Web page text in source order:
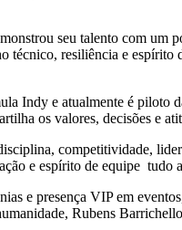
seu talento com
técnico, resiliência e
Indy e atualmente é piloto
os valores, decisões e
competitividade,
e espírito de equipe tudo
e presença VIP em
Rubens